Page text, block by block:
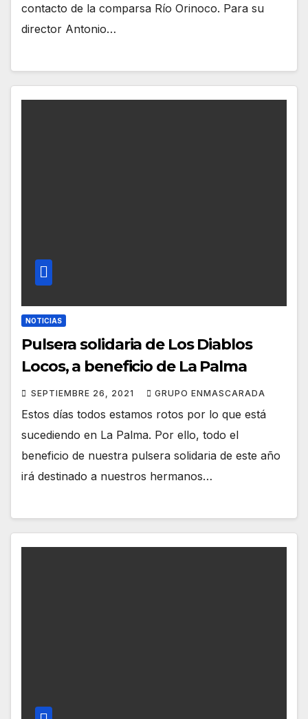
contacto de la comparsa Río Orinoco. Para su
director Antonio…
NOTICIAS
Pulsera solidaria de Los Diablos
Locos, a beneficio de La Palma
SEPTIEMBRE 26, 2021 GRUPO ENMASCARADA
Estos días todos estamos rotos por lo que está
sucediendo en La Palma. Por ello, todo el
beneficio de nuestra pulsera solidaria de este año
irá destinado a nuestros hermanos…